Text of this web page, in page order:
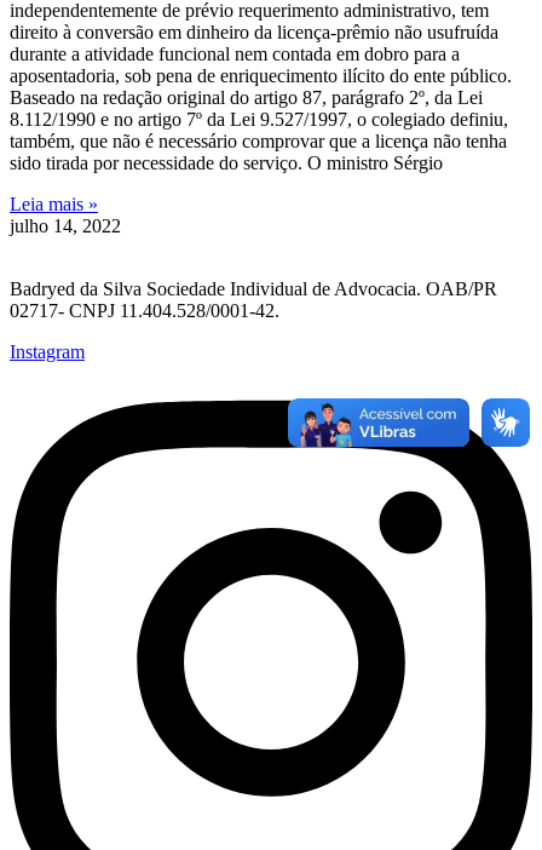
independentemente de prévio requerimento administrativo, tem
direito à conversão em dinheiro da licença-prêmio não usufruída
durante a atividade funcional nem contada em dobro para a
aposentadoria, sob pena de enriquecimento ilícito do ente público.
Baseado na redação original do artigo 87, parágrafo 2º, da Lei
8.112/1990 e no artigo 7º da Lei 9.527/1997, o colegiado definiu,
também, que não é necessário comprovar que a licença não tenha
sido tirada por necessidade do serviço. O ministro Sérgio
Leia mais »
julho 14, 2022
Badryed da Silva Sociedade Individual de Advocacia. OAB/PR
02717- CNPJ 11.404.528/0001-42.
Instagram